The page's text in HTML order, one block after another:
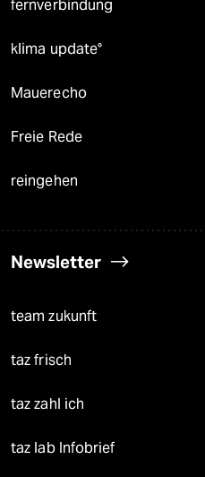
fernverbindung
klima update°
Mauerecho
Freie Rede
reingehen
Newsletter
team zukunft
taz frisch
taz zahl ich
taz lab Infobrief